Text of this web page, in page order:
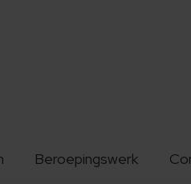
Beroepingswerk